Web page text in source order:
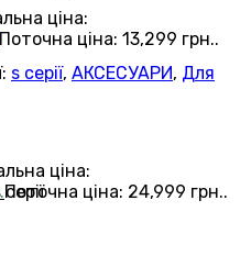
ціна:
Поточна ціна: 13,299 грн..
ціна:
Поточна ціна: 24,999 грн..
s серії, АКСЕСУАРИ, Для